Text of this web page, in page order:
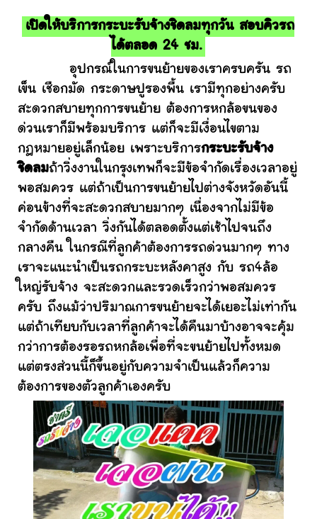
เปิดให้บริการกระบะรับจ้างชิดลมทุกวัน สอบคิวรถ
ได้ตลอด 24 ชม.
อุปกรณ์ในการขนย้ายของเราครบครัน รถ
เข็น เชือกมัด กระดาษปูรองพื้น เรามีทุกอย่างครับ
สะดวกสบายทุกการขนย้าย ต้องการหกล้อขนของ
ด่วนเราก็มีพร้อมบริการ แต่ก็จะมีเงื่อนไขตาม
กฎหมายอยู่เล็กน้อย เพราะบริการกระบะรับจ้าง
ชิดลมถ้าวิ่งงานในกรุงเทพก็จะมีข้อจำกัดเรื่องเวลาอยู่
พอสมควร แต่ถ้าเป็นการขนย้ายไปต่างจังหวัดอันนี้
ค่อนข้างที่จะสะดวกสบายมากๆ เนื่องจากไม่มีข้อ
จำกัดด้านเวลา วิ่งกันได้ตลอดตั้งแต่เช้าไปจนถึง
กลางคืน ในกรณีที่ลูกค้าต้องการรถด่วนมากๆ ทาง
เราจะแนะนำเป็นรถกระบะหลังคาสูง กับ รถ4ล้อ
ใหญ่รับจ้าง จะสะดวกและรวดเร็วกว่าพอสมควร
ครับ ถึงแม้ว่าปริมาณการขนย้ายจะได้เยอะไม่เท่ากัน
แต่ถ้าเทียบกับเวลาที่ลูกค้าจะได้คืนมาบ้างอาจจะคุ้ม
กว่าการต้องรอรถหกล้อเพื่อที่จะขนย้ายไปทั้งหมด
แต่ตรงส่วนนี้ก็ขึ้นอยู่กับความจำเป็นแล้วก็ความ
ต้องการของตัวลูกค้าเองครับ